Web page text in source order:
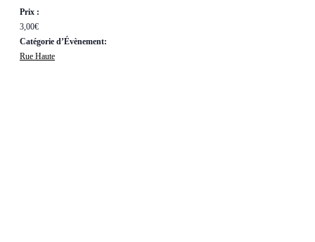
Prix :
3,00€
Catégorie d’Évènement:
Rue Haute